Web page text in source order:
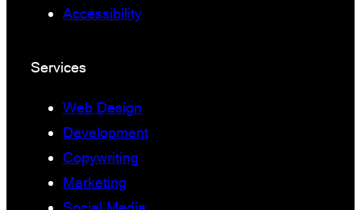
Accessibility
Services
Web Design
Development
Copywriting
Marketing